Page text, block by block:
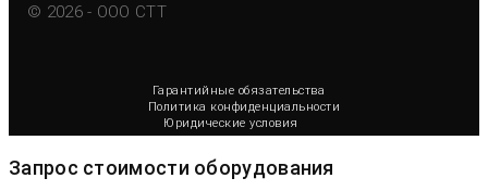
© 2026 - OOO CTT
Гарантийные обязательства
Политика конфиденциальности
Юридические условия
Запрос стоимости оборудования